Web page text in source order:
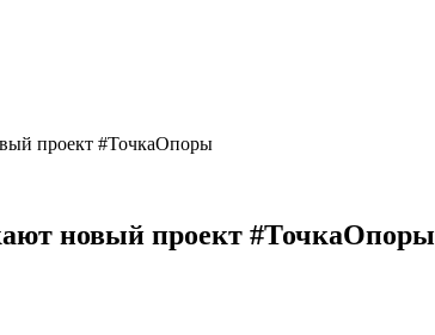
проект #ТочкаОпоры
новый проект #ТочкаОпоры